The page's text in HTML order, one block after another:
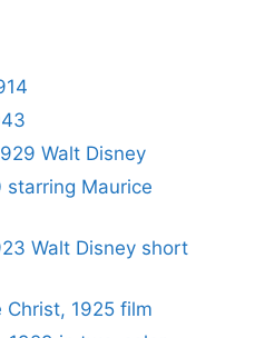
Walt Disney
starring Maurice
Walt Disney short
1925 film